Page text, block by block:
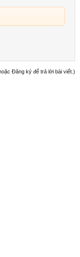
Đăng ký để trả lời bài viết.)